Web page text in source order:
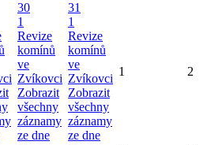
30
1
Revize
komínů
ve
Zvíkovci
Zobrazit
všechny
záznamy
ze dne
31
1
Revize
komínů
ve
Zvíkovci
Zobrazit
všechny
záznamy
ze dne
1 2